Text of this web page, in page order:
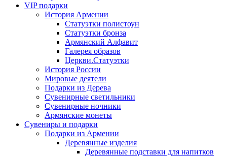
VIP подарки
История Армении
Статуэтки полистоун
Статуэтки бронза
Армянский Алфавит
Галерея образов
Церкви.Статуэтки
История России
Мировые деятели
Подарки из Дерева
Сувенирные светильники
Сувенирные ночники
Армянские монеты
Сувениры и подарки
Подарки из Армении
Деревянные изделия
Деревянные подставки для напитков